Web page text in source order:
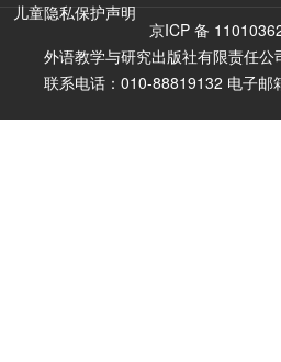
儿童隐私保护声明
京ICP 备
外语教学与研究出版社有限责任
联系电话：010-88819132 电子邮